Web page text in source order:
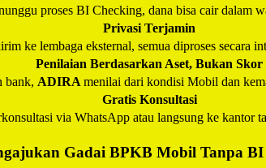
proses BI Checking, dana bisa cair dalam
Privasi Terjamin
ke lembaga eksternal, semua diproses secara
Penilaian Berdasarkan Aset, Bukan Skor
bank, ADIRA menilai dari kondisi Mobil dan
Gratis Konsultasi
via WhatsApp atau langsung ke kantor
Gadai BPKB Mobil Tanpa BI